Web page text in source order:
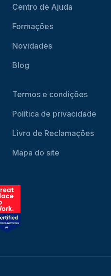
Centro de Ajuda
Formações
Novidades
Blog
Termos e condições
Política de privacidade
Livro de Reclamações
Mapa do site